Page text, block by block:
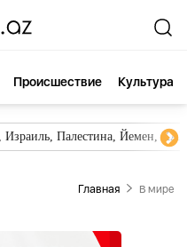
Происшествие Культура
Израиль, Палестина, Йемен,
Главная В мире